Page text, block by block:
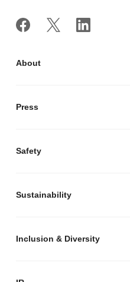
About
Press
Safety
Sustainability
Inclusion & Diversity